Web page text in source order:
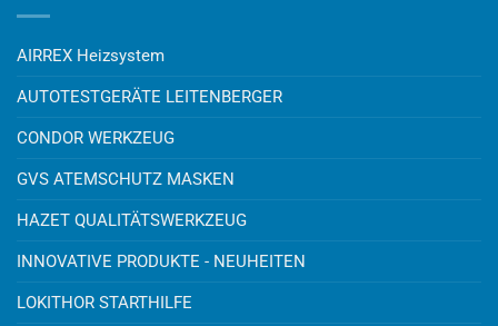
AIRREX Heizsystem
AUTOTESTGERÄTE LEITENBERGER
CONDOR WERKZEUG
GVS ATEMSCHUTZ MASKEN
HAZET QUALITÄTSWERKZEUG
INNOVATIVE PRODUKTE - NEUHEITEN
LOKITHOR STARTHILFE